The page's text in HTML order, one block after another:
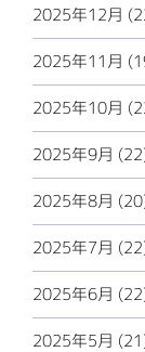
2025年12月
2025年11月
2025年10月
2025年9月
2025年8月
2025年7月
2025年6月
2025年5月